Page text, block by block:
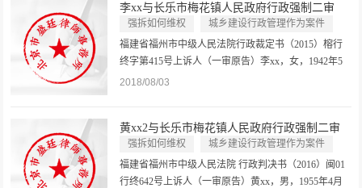
福安市。法定代表人俞xx，局长。...
李xx与长乐市梅花镇人民政府行政强制二审
行...
强拆如何维权
城乡建设行政管理作为案件
行政作为
福建省福州市中级人民法院行政裁定书（2015）榕行
终字第415号上诉人（一审原告）李xx，女，1942年5
月2日出生，汉族，住福建省长乐市。委托代理人师律
峰路4号。法定代表人林x，镇长。委...
2018/08/03
黄xx2与长乐市梅花镇人民政府行政强制二审
行...
强拆如何维权
城乡建设行政管理作为案件
行政作为
福建省福州市中级人民法院 行政判决书（2016）闽01
行终642号上诉人（一审原告）黄xx，男，1955年4月